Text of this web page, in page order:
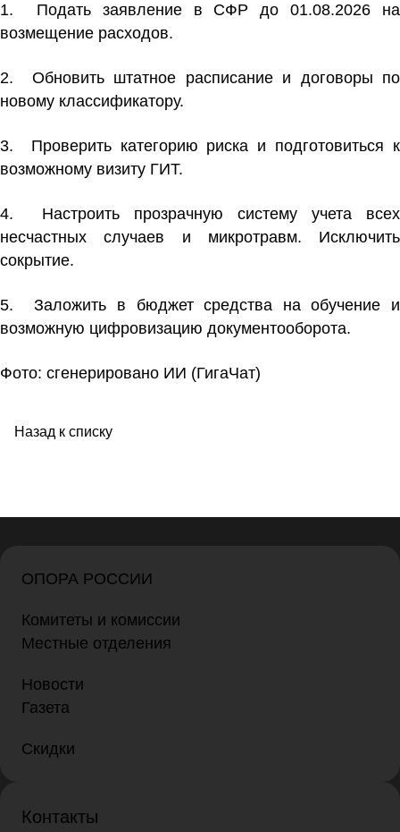
1. Подать заявление в СФР до 01.08.2026 на
возмещение расходов.
2. Обновить штатное расписание и договоры по
новому классификатору.
3. Проверить категорию риска и подготовиться к
возможному визиту ГИТ.
4. Настроить прозрачную систему учета всех
несчастных случаев и микротравм. Исключить
сокрытие.
5. Заложить в бюджет средства на обучение и
возможную цифровизацию документооборота.
Фото: сгенерировано ИИ (ГигаЧат)
Назад к списку
ОПОРА РОССИИ
Комитеты и комиссии
Местные отделения
Новости
Газета
Скидки
Контакты